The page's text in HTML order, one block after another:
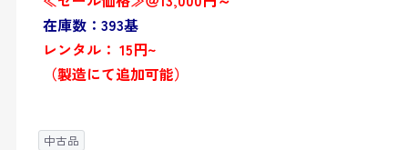
在庫数：393基
レンタル： 15円~
（製造にて追加可能）
中古品